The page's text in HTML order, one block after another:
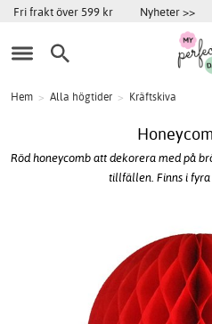
Fri frakt över 599 kr Nyheter >>
Hem > Alla högtider > Kräftskiva
Röd honeycomb att dekorera med på
tillfällen. Finns i